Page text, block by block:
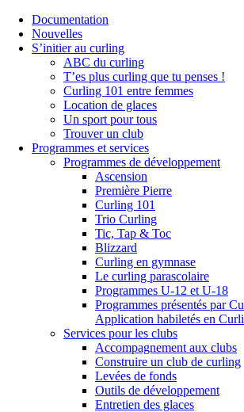
Documentation
Nouvelles
S’initier au curling
ABC du curling
T’es plus curling que tu penses !
Curling 101 entre femmes
Location de glaces
Un sport pour tous
Trouver un club
Programmes et services
Programmes de développement
Ascension
Première Pierre
Curling 101
Trio Curling
Tic, Tap & Toc
Blizzard
Curling en gymnase
Le curling parascolaire
Programmes U-12 et U-18
Programmes présentés par
Application habiletés en
Services pour les clubs
Accompagnement aux clubs
Construire un club de curling
Levées de fonds
Outils de développement
Entretien des glaces